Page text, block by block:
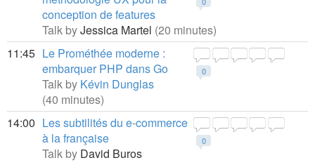
conception de features
Talk byJessica Martel (20 minutes)
11:45
0
Le Prométhée moderne :
embarquer PHP dans Go
Talk by Kévin Dunglas
(40 minutes)
14:00
0
Les subtilités du e-commerce
à la française
Talk by David Buros